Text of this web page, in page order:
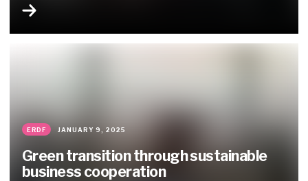
sorting and valuation staff offers unique expertise in sorting and valuation of
textiles. Dvala rent & reprint is...
ERDF JANUARY 9, 2025
Green transition through sustainable
business cooperation